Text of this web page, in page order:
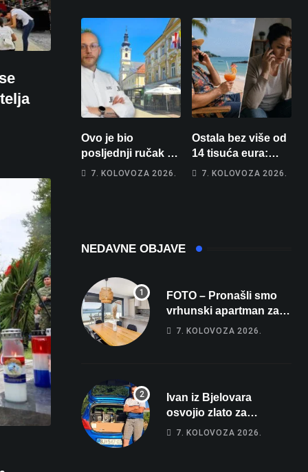
more, tri spavaće
sobe i terasa koja
osvaja
osobni rekord od
čak 145,9 dB!
Ovo je bio
posljednji ručak u
Franzu: Poznati
iznenađenje za
7. KOLOVOZA 2026.
Ostala bez više od
14 tisuća eura:
Obećao joj auto za
7. KOLOVOZA 2026.
NEDAVNE OBJAVE
FOTO – Pronašli smo
vrhunski apartman za
odmor: Pogled na
7. KOLOVOZA 2026.
Ivan iz Bjelovara
osvojio zlato za
najglasniji audio sustav
7. KOLOVOZA 2026.